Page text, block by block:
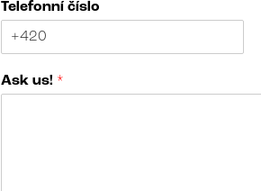
Telefonní číslo
*
Ask us! *